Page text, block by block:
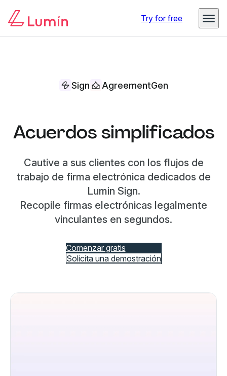
Try for free
Sign AgreementGen
Acuerdos simplificados
Cautive a sus clientes con los flujos de
trabajo de firma electrónica dedicados de
Lumin Sign.
Recopile firmas electrónicas legalmente
vinculantes en segundos.
Comenzar gratis
Solicita una demostración